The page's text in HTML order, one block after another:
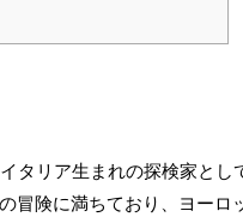
タリア生まれの探検家とし
冒険に満ちており、ヨーロ